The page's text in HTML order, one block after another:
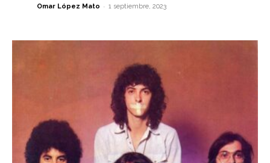
Omar López Mato - 1 septiembre, 2023